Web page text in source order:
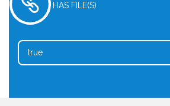
HAS FILE(S)
true